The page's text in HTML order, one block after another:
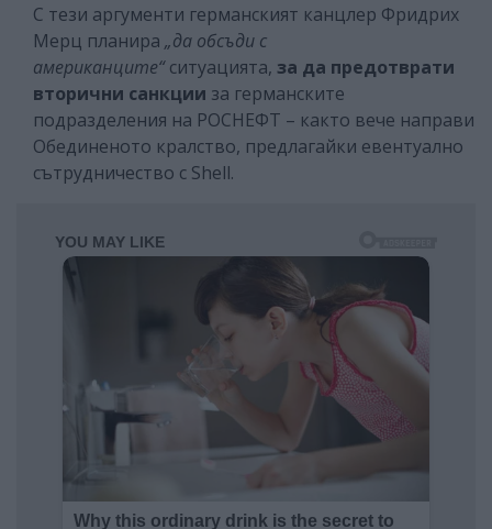
С тези аргументи германският канцлер Фридрих
Мерц планира „да обсъди с
американците“ситуацията, за да предотврати
вторични санкции за германските
подразделения на РОСНЕФТ – както вече направи
Обединеното кралство, предлагайки евентуално
сътрудничество с Shell.